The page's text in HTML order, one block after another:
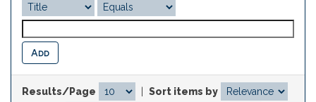
Results/Page
Sort items by